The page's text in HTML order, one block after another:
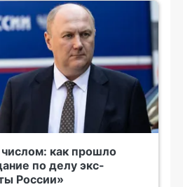
как прошло
по делу экс-
России»